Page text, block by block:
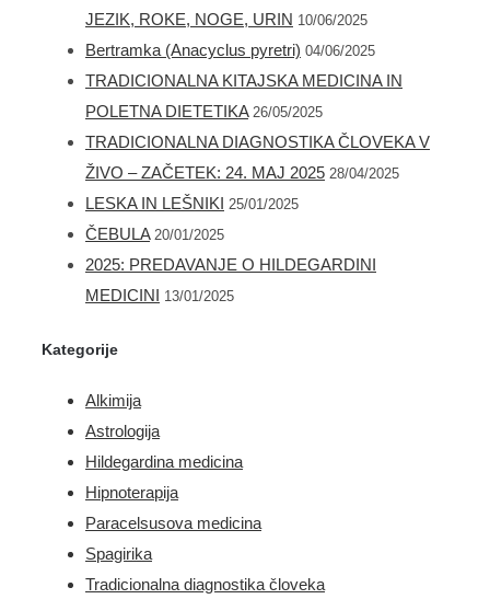
NOVA KNJIGA: HIPNOTERAPIJA ZA
OTROKE IN MLADOSTNIKE
JEZIK, ROKE, NOGE, URIN 10/06/2025
Bertramka (Anacyclus pyretri) 04/06/2025
TRADICIONALNA KITAJSKA MEDICINA IN
POLETNA DIETETIKA 26/05/2025
TRADICIONALNA DIAGNOSTIKA ČLOVEKA V
ŽIVO – ZAČETEK: 24. MAJ 2025 28/04/2025
LESKA IN LEŠNIKI 25/01/2025
ČEBULA 20/01/2025
2025: PREDAVANJE O HILDEGARDINI
MEDICINI 13/01/2025
Kategorije
Alkimija
Astrologija
Hildegardina medicina
Hipnoterapija
Paracelsusova medicina
Spagirika
Tradicionalna diagnostika človeka